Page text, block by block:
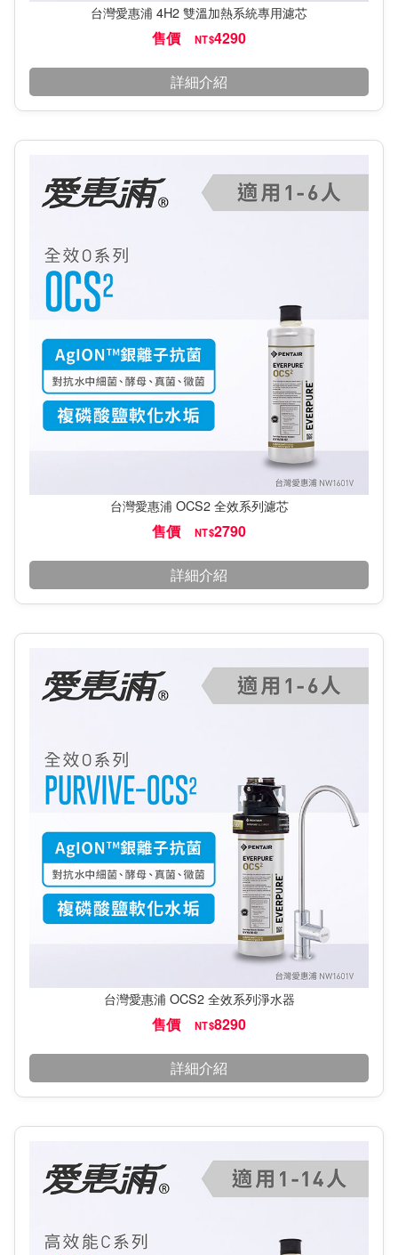
台灣愛惠浦 4H2 雙溫加熱系統專用濾芯
售價 NT$4290
詳細介紹
台灣愛惠浦 OCS2 全效系列濾芯
售價 NT$2790
詳細介紹
台灣愛惠浦 OCS2 全效系列淨水器
售價 NT$8290
詳細介紹